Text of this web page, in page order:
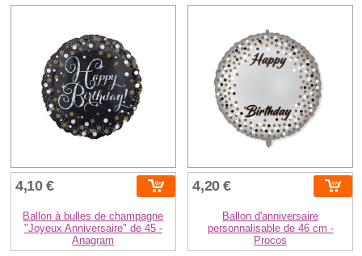
4,10 €
Ballon à bulles de champagne
"Joyeux Anniversaire" de 45 -
Anagram
4,20 €
Ballon d'anniversaire
personnalisable de 46 cm -
Procos